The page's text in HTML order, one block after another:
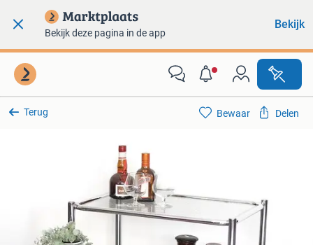
Bekijk deze pagina in de app
Bekijk
Terug Bewaar Delen